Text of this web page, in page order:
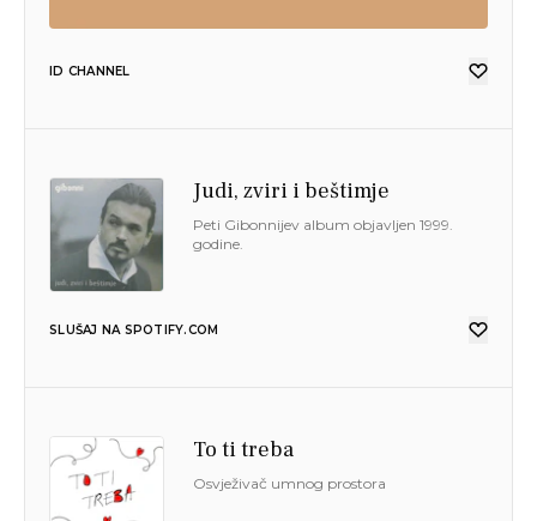
ID CHANNEL
Judi, zviri i beštimje
Peti Gibonnijev album objavljen 1999.
godine.
SLUŠAJ NA SPOTIFY.COM
To ti treba
Osvježivač umnog prostora